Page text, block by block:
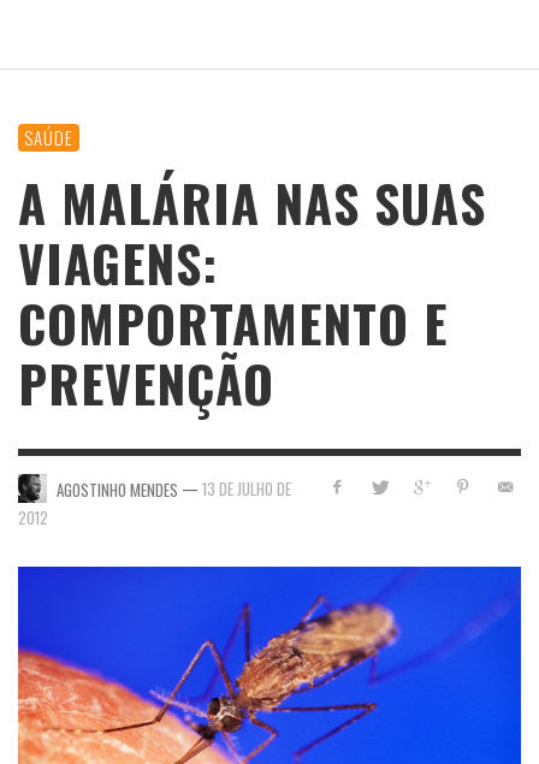
SAÚDE
A MALÁRIA NAS SUAS
VIAGENS:
COMPORTAMENTO E
PREVENÇÃO
AGOSTINHO MENDES — 13 DE JULHO DE
2012